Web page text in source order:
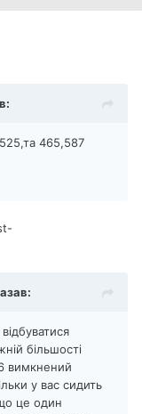
465,587
більшості
вимкнений
у вас сидить
це один